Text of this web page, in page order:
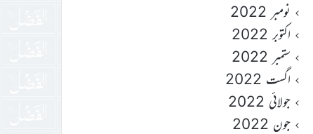
نومبر 2022
اکتوبر 2022
ستمبر 2022
اگست 2022
جولائی 2022
جون 2022